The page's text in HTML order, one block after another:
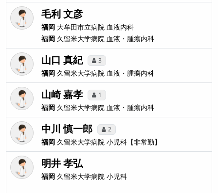
毛利 文彦
福岡 大牟田市立病院 血液内科
福岡 久留米大学病院 血液・腫瘍内科
山口 真紀 3
福岡 久留米大学病院 血液・腫瘍内科
山崎 嘉孝 1
福岡 久留米大学病院 血液・腫瘍内科
中川 慎一郎 2
福岡 久留米大学病院 小児科【非常勤】
明井 孝弘
福岡 久留米大学病院 小児科